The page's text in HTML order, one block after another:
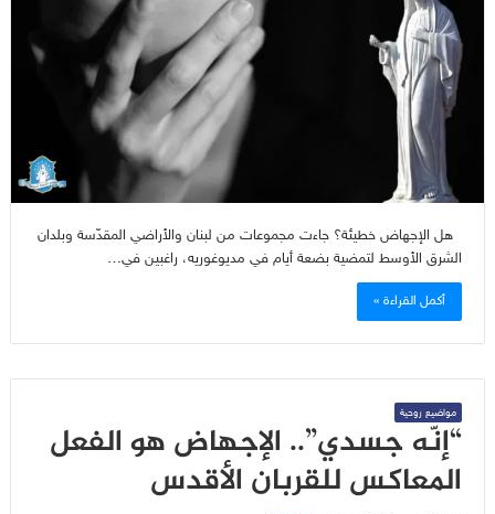
هل الإجهاض خطيئة؟ جاءت مجموعات من لبنان والأراضي المقدّسة وبلدان
الشرق الأوسط لتمضية بضعة أيام في مديوغوريه، راغبين في…
أكمل القراءة »
مواضيع روحية
“إنّه جسدي”.. الإجهاض هو الفعل
المعاكس للقربان الأقدس